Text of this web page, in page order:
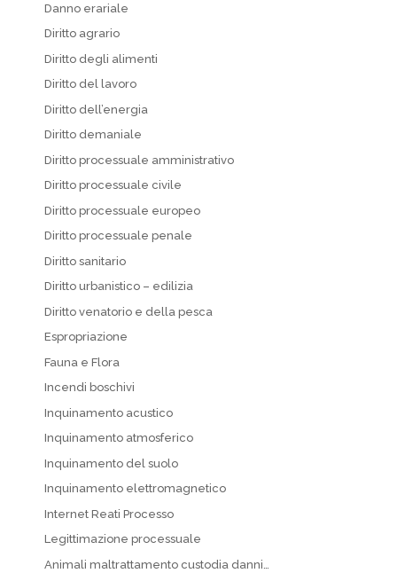
Danno erariale
Diritto agrario
Diritto degli alimenti
Diritto del lavoro
Diritto dell’energia
Diritto demaniale
Diritto processuale amministrativo
Diritto processuale civile
Diritto processuale europeo
Diritto processuale penale
Diritto sanitario
Diritto urbanistico – edilizia
Diritto venatorio e della pesca
Espropriazione
Fauna e Flora
Incendi boschivi
Inquinamento acustico
Inquinamento atmosferico
Inquinamento del suolo
Inquinamento elettromagnetico
Internet Reati Processo
Legittimazione processuale
Animali maltrattamento custodia danni…